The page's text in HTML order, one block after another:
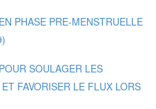
PHASE PRE-MENSTRUELLE
SOULAGER LES
FAVORISER LE FLUX LORS